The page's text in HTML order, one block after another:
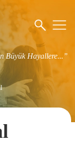
Büyük Hayallere...”